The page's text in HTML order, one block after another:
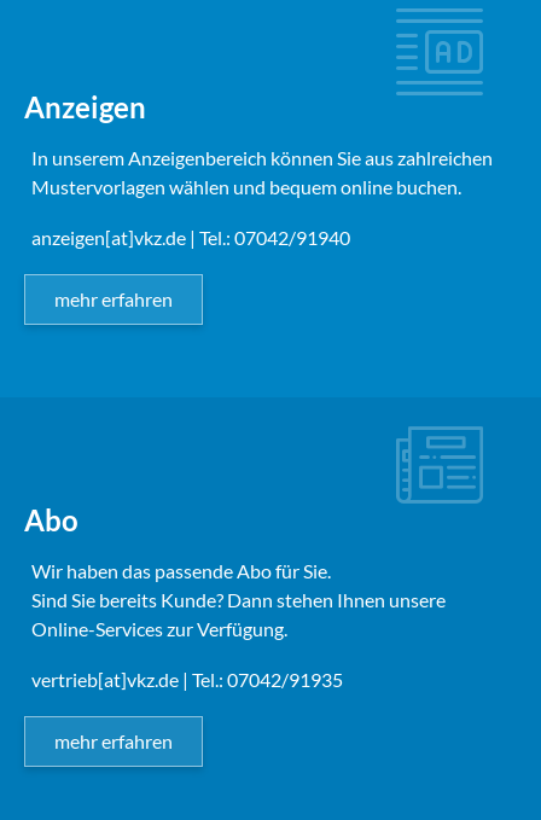
Anzeigen
In unserem Anzeigenbereich können Sie aus zahlreichen
Mustervorlagen wählen und bequem online buchen.
anzeigen[at]vkz.de | Tel.: 07042/91940
mehr erfahren
Abo
Wir haben das passende Abo für Sie.
Sind Sie bereits Kunde? Dann stehen Ihnen unsere
Online-Services zur Verfügung.
vertrieb[at]vkz.de | Tel.: 07042/91935
mehr erfahren